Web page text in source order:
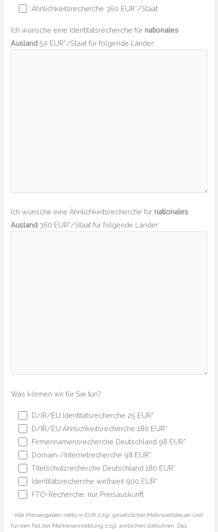
Ähnlichkeitsrecherche 360 EUR*/Staat
Ich wünsche eine Identitätsrecherche für nationales
Ausland 50 EUR*/Staat für folgende Länder:
Ich wünsche eine Ähnlichkeitsrecherche für nationales
Ausland 360 EUR*/Staat für folgende Länder:
Was können wir für Sie tun?
D/IR/EU Identitätsrecherche 25 EUR*
D/IR/EU Ähnlichkeitsrecherche 180 EUR*
Firmennamensrecherche Deutschland 98 EUR*
Domain-/Internetrecherche 98 EUR*
Titelschutzrecherche Deutschland 180 EUR*
Identitätsrecherche weltweit 900 EUR*
FTO-Recherche, nur Preisauskunft
* Alle Preisangaben netto in EUR zzgl. gesetzlicher Mehrwertsteuer und
für den Fall der Markenanmeldung zzgl. amtlichen Gebühren. Das